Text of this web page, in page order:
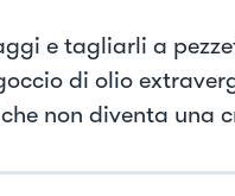
e tagliarli a
di olio
non diventa una